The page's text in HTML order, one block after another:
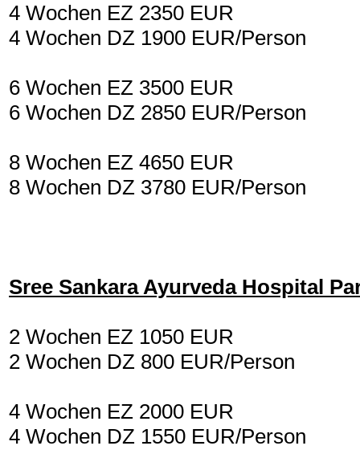
4 Wochen EZ 2350 EUR
4 Wochen DZ 1900 EUR/Person
6 Wochen EZ 3500 EUR
6 Wochen DZ 2850 EUR/Person
8 Wochen EZ 4650 EUR
8 Wochen DZ 3780 EUR/Person
Sree Sankara Ayurveda Hospital
2 Wochen EZ 1050 EUR
2 Wochen DZ 800 EUR/Person
4 Wochen EZ 2000 EUR
4 Wochen DZ 1550 EUR/Person